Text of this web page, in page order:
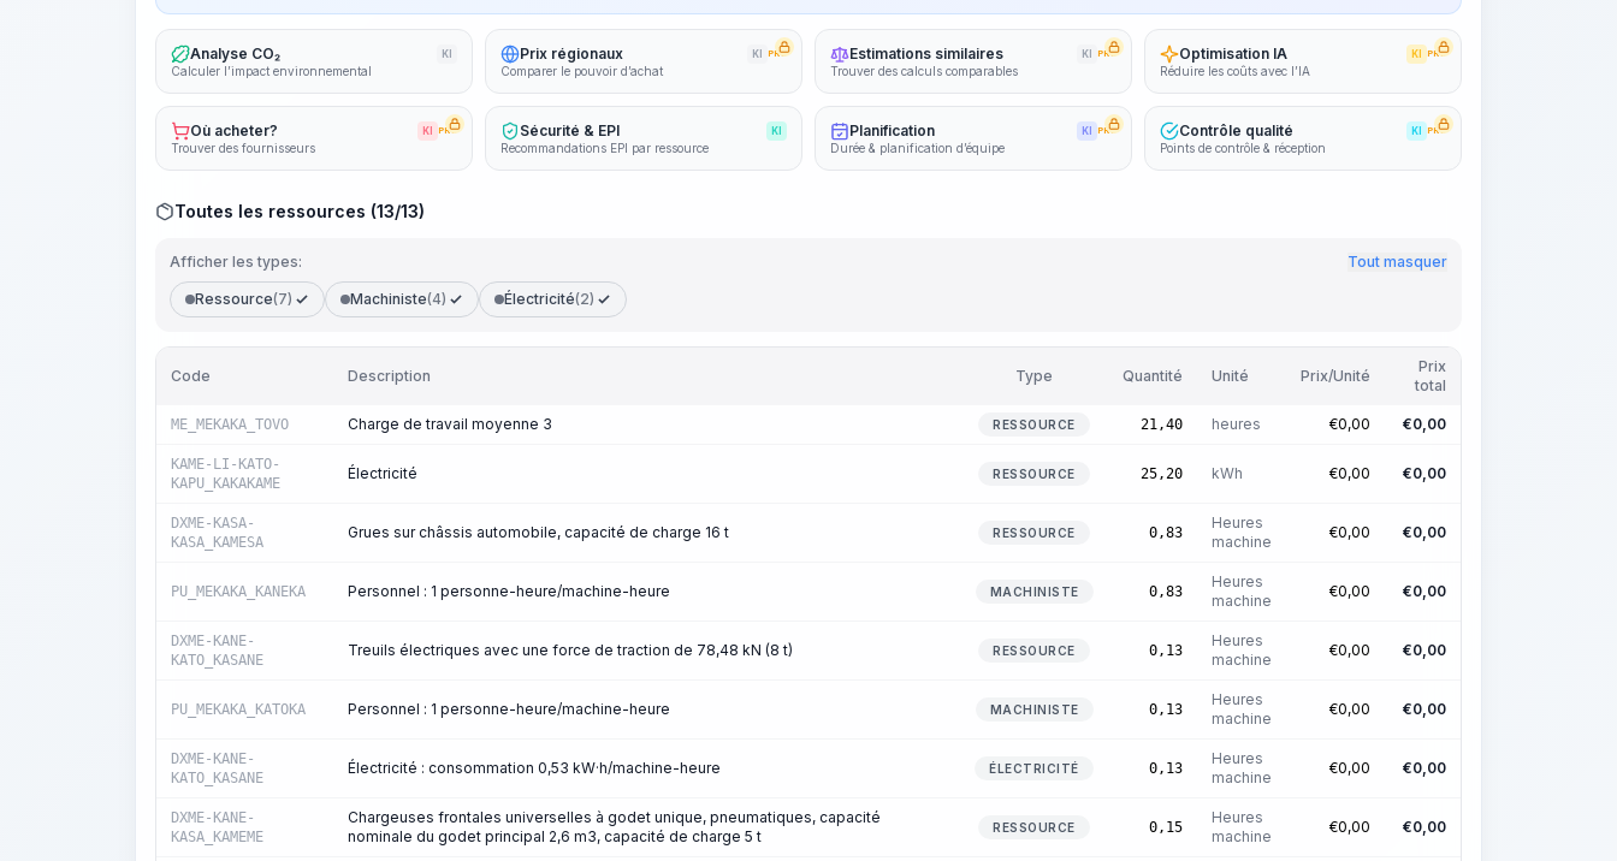
Analyse CO₂ KI
Calculer l’impact environnemental
Prix régionaux KI PRO
Comparer le pouvoir d’achat
Estimations similaires KI PRO
Trouver des calculs comparables
Optimisation IA KI PRO
Réduire les coûts avec l’IA
Où acheter? KI PRO
Trouver des fournisseurs
Sécurité & EPI KI
Recommandations EPI par ressource
Planification KI PRO
Durée & planification d’équipe
Contrôle qualité KI PRO
Points de contrôle & réception
Toutes les ressources (13/13)
Afficher les types: Tout masquer
Ressource(7) Machiniste(4) Électricité(2)
Code Description Type Quantité Unité Prix/Unité
Prix
total
ME_MEKAKA_TOVO Charge de travail moyenne 3 RESSOURCE 21,40 heures €0,00 €0,00
KAME-LI-KATO-
KAPU_KAKAKAME
Électricité RESSOURCE 25,20 kWh €0,00 €0,00
DXME-KASA-
KASA_KAMESA
Grues sur châssis automobile, capacité de charge 16 t RESSOURCE 0,83
Heures
machine
€0,00 €0,00
PU_MEKAKA_KANEKA Personnel : 1 personne-heure/machine-heure MACHINISTE 0,83
Heures
machine
€0,00 €0,00
DXME-KANE-
KATO_KASANE
Treuils électriques avec une force de traction de 78,48 kN (8 t) RESSOURCE 0,13
Heures
machine
€0,00 €0,00
PU_MEKAKA_KATOKA Personnel : 1 personne-heure/machine-heure MACHINISTE 0,13
Heures
machine
€0,00 €0,00
DXME-KANE-
KATO_KASANE
Électricité : consommation 0,53 kW·h/machine-heure ÉLECTRICITÉ 0,13
Heures
machine
€0,00 €0,00
DXME-KANE-
KASA_KAMEME
Chargeuses frontales universelles à godet unique, pneumatiques, capacité
nominale du godet principal 2,6 m3, capacité de charge 5 t
RESSOURCE 0,15
Heures
machine
€0,00 €0,00